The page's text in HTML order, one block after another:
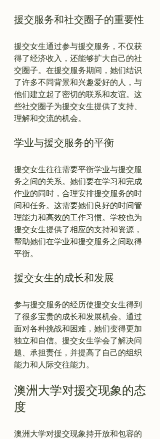
援交服务和社交圈子的重要性
援交女生通过参与援交服务，不仅获
得了经济收入，还能够扩大自己的社
交圈子。在援交服务期间，她们结识
了许多不同背景和兴趣爱好的人，与
他们建立起了密切的联系和友谊。这
些社交圈子为援交女生提供了支持、
学业与援交服务的平衡
援交女生往往需要平衡学业与援交服
务之间的关系。她们要在学习和完成
作业的同时，合理安排援交服务的时
间和任务。这需要她们良好的时间管
理能力和高效的工作习惯。学校也为
援交女生提供了相应的支持和资源，
帮助她们在学业和援交服务之间取得
援交女生的成长和发展
参与援交服务的经历使援交女生得到
了很多宝贵的成长和发展机会。通过
面对各种挑战和困难，她们变得更加
独立和自信。援交女生学会了解决问
题、承担责任，并提高了自己的组织
澳洲大学对援交现象的态
度
澳洲大学对援交现象持开放和包容的